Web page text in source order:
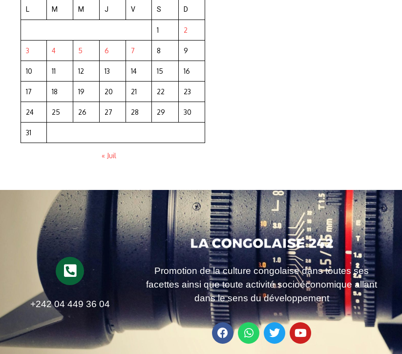
L M M J V S D
1 2
3 4 5 6 7 8 9
10 11 12 13 14 15 16
17 18 19 20 21 22 23
24 25 26 27 28 29 30
31
« Juil
+242 04 449 36 04
Promotion de la culture congolaise dans toutes ses
facettes ainsi que toute activité socioéconomique allant
dans le sens du développement